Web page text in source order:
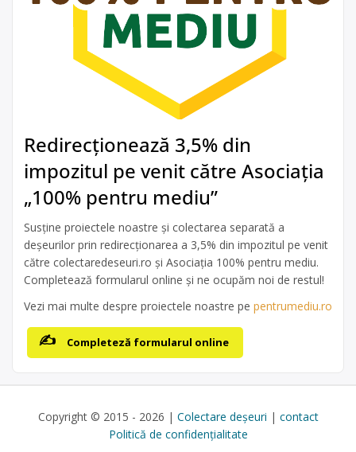
Redirecționează 3,5% din
impozitul pe venit către Asociația
„100% pentru mediu”
Susține proiectele noastre și colectarea separată a
deșeurilor prin redirecționarea a 3,5% din impozitul pe venit
către colectaredeseuri.ro și Asociația 100% pentru mediu.
Completează formularul online și ne ocupăm noi de restul!
Vezi mai multe despre proiectele noastre pe pentrumediu.ro
Completeză formularul online
Copyright © 2015 - 2026 | Colectare deșeuri | contact
Politică de confidențialitate